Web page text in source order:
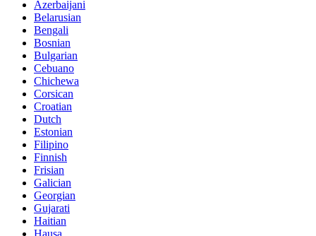
Azerbaijani
Belarusian
Bengali
Bosnian
Bulgarian
Cebuano
Chichewa
Corsican
Croatian
Dutch
Estonian
Filipino
Finnish
Frisian
Galician
Georgian
Gujarati
Haitian